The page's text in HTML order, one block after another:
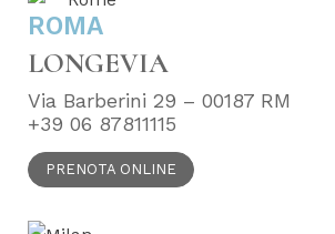
ROMA
LONGEVIA
Via Barberini 29 – 00187 RM
+39 06 87811115
PRENOTA ONLINE